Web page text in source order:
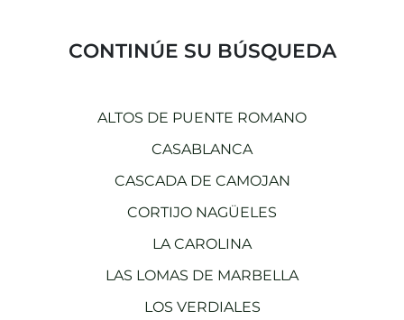
CONTINÚE SU BÚSQUEDA
ALTOS DE PUENTE ROMANO
CASABLANCA
CASCADA DE CAMOJAN
CORTIJO NAGÜELES
LA CAROLINA
LAS LOMAS DE MARBELLA
LOS VERDIALES